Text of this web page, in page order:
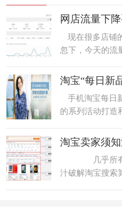
好评语 网店起
网店流量下
现在很多店铺
忽下，今天的流
淘宝“每日新
手机淘宝每日
的系列活动打造
淘宝卖家须
几乎所有卖
汁破解淘宝搜索